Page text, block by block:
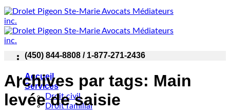
Accueil
Services
Droit civil
Droit familial
(450) 844-8808 / 1-877-271-2436
Archives par tags: Main
levée de saisie